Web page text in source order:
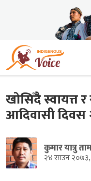
खोसिँदै स्वायत्त र
आदिवासी दिवस
कुमार यात्रु
२४ साउन